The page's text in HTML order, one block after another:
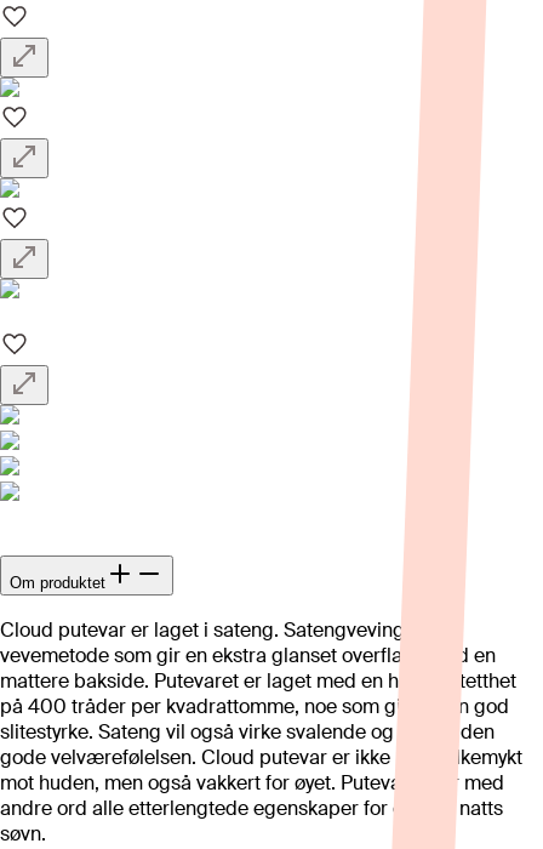
Om produktet
Cloud putevar er laget i sateng. Satengveving er en
vevemetode som gir en ekstra glanset overflate, med en
mattere bakside. Putevaret er laget med en høy trådtetthet
på 400 tråder per kvadrattomme, noe som gir det en god
slitestyrke. Sateng vil også virke svalende og gi deg den
gode velværefølelsen. Cloud putevar er ikke bare silkemykt
mot huden, men også vakkert for øyet. Putevaret har med
andre ord alle etterlengtede egenskaper for en god natts
søvn.